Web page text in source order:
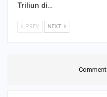
Triliun di…
PREV NEXT